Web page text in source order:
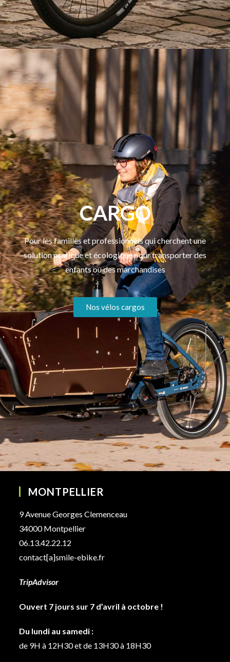
CARGO
Pour les familles et professionnels qui cherchent une
solution pratique et écologique pour transporter des
enfants ou des marchandises
Nos vélos cargos
MONTPELLIER
9 Avenue Georges Clemenceau
34000 Montpellier
06.13.42.22.12
contact[a]smile-ebike.fr
TripAdvisor
Ouvert 7 jours sur 7 d’avril à octobre !
Du lundi au samedi :
de 9H à 12H30 et de 13H30 à 18H30